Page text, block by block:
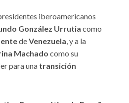
iberoamericanos
González Urrutia como
deVenezuela, y a la
Machado como su
para una transición